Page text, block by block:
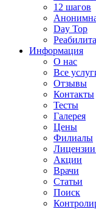
12 шагов
Day Top
Информация
О нас
Все
Отзывы
Контакты
Тесты
Галерея
Цены
Филиалы
Акции
Врачи
Статьи
Поиск